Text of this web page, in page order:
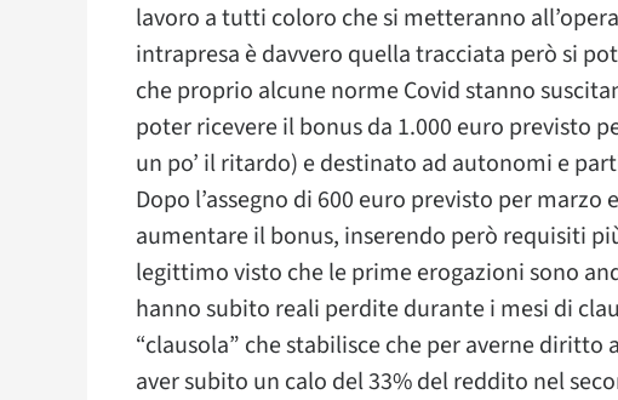
lavoro a tutti coloro che si metteranno
intrapresa è davvero quella tracciata però si
che proprio alcune norme Covid stanno
poter ricevere il bonus da 1.000 euro previsto
un po’ il ritardo) e destinato ad autonomi e
Dopo l’assegno di 600 euro previsto per marzo
aumentare il bonus, inserendo però requisiti
legittimo visto che le prime erogazioni sono
hanno subito reali perdite durante i mesi di
“clausola” che stabilisce che per averne
aver subito un calo del 33% del reddito nel